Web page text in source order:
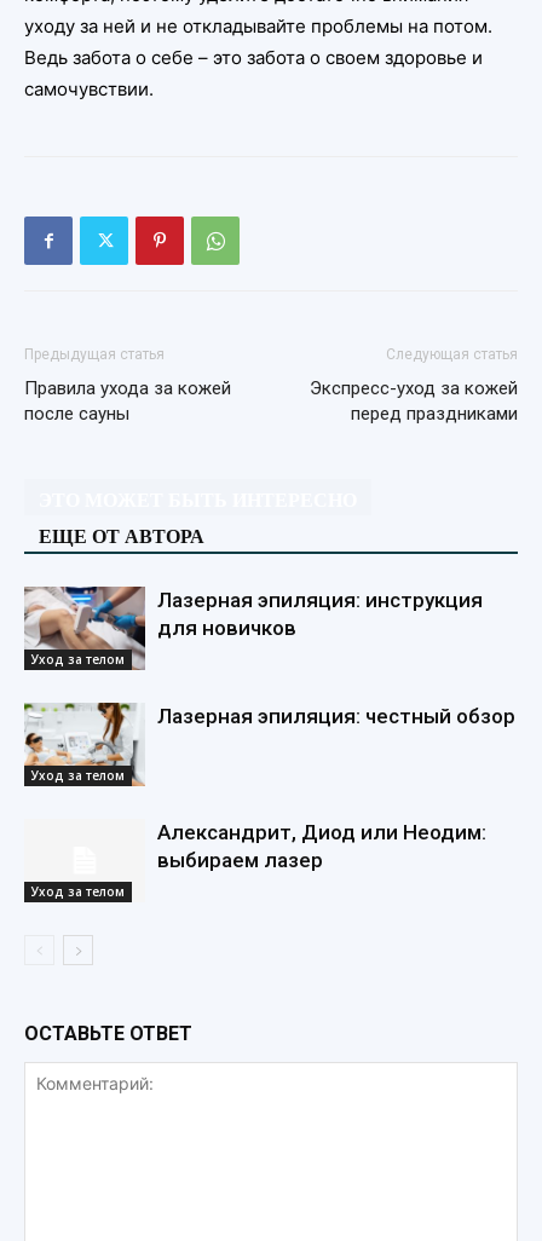
уходу за ней и не откладывайте проблемы на потом.
Ведь забота о себе – это забота о своем здоровье и
самочувствии.
Предыдущая статья
Правила ухода за кожей
после сауны
Следующая статья
Экспресс-уход за кожей
перед праздниками
ЕЩЕ ОТ АВТОРА
Уход за телом
Лазерная эпиляция: инструкция
для новичков
Уход за телом
Лазерная эпиляция: честный обзор
Уход за телом
Александрит, Диод или Неодим:
выбираем лазер
ОСТАВЬТЕ ОТВЕТ